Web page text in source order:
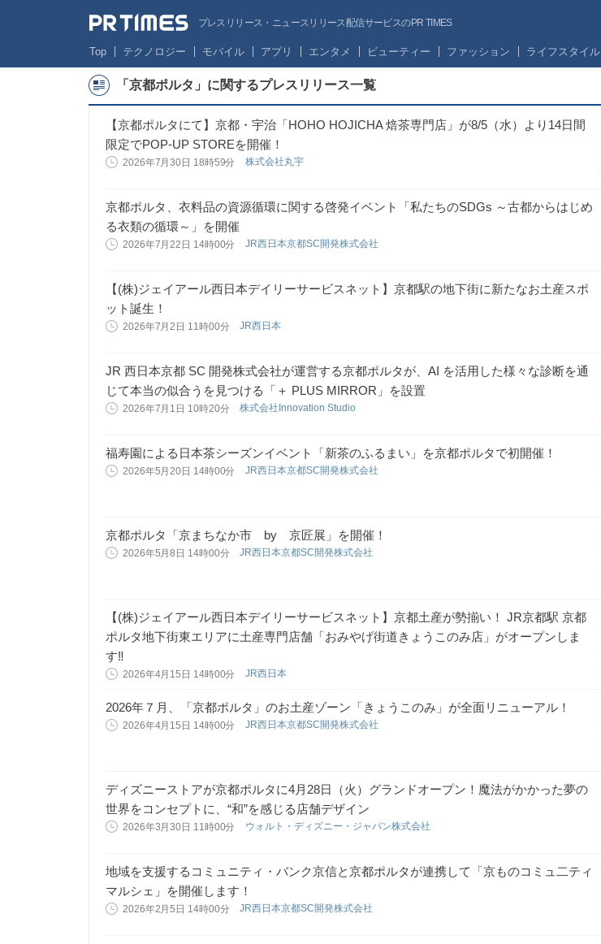
プレスリリース・ニュースリリース配信サービスのPR TIMES
Top テクノロジー モバイル アプリ エンタメ ビューティー ファッション ライフスタイル
「京都ポルタ」に関するプレスリリース一覧
【京都ポルタにて】京都・宇治「HOHO HOJICHA 焙茶専門店」が8/5（水）より14日間
限定でPOP-UP STOREを開催！
2026年7月30日 18時59分 株式会社丸宇
京都ポルタ、衣料品の資源循環に関する啓発イベント「私たちのSDGs ～古都からはじめ
る衣類の循環～」を開催
2026年7月22日 14時00分 JR西日本京都SC開発株式会社
【(株)ジェイアール西日本デイリーサービスネット】京都駅の地下街に新たなお土産スポ
ット誕生！
2026年7月2日 11時00分 JR西日本
JR 西日本京都 SC 開発株式会社が運営する京都ポルタが、AI を活用した様々な診断を通
じて本当の似合うを見つける「＋ PLUS MIRROR」を設置
2026年7月1日 10時20分 株式会社Innovation Studio
福寿園による日本茶シーズンイベント「新茶のふるまい」を京都ポルタで初開催！
2026年5月20日 14時00分 JR西日本京都SC開発株式会社
京都ポルタ「京まちなか市 by 京匠展」を開催！
2026年5月8日 14時00分 JR西日本京都SC開発株式会社
【(株)ジェイアール西日本デイリーサービスネット】京都土産が勢揃い！ JR京都駅 京都
ポルタ地下街東エリアに土産専門店舗「おみやげ街道きょうこのみ店」がオープンしま
す‼
2026年4月15日 14時00分 JR西日本
2026年７月、「京都ポルタ」のお土産ゾーン「きょうこのみ」が全面リニューアル！
2026年4月15日 14時00分 JR西日本京都SC開発株式会社
ディズニーストアが京都ポルタに4月28日（火）グランドオープン！魔法がかかった夢の
世界をコンセプトに、“和”を感じる店舗デザイン
2026年3月30日 11時00分 ウォルト・ディズニー・ジャパン株式会社
地域を支援するコミュニティ・バンク京信と京都ポルタが連携して「京ものコミュ二ティ
マルシェ」を開催します！
2026年2月5日 14時00分 JR西日本京都SC開発株式会社